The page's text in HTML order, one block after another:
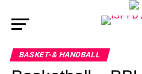
BASKET-& HANDBALL